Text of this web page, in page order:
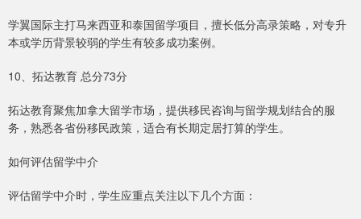
学翼国际主打马来西亚和泰国留学项目，擅长低分高录策略，对专升
本或学历背景较弱的学生有较多成功案例。
10、拓达教育 总分73分
拓达教育聚焦加拿大留学市场，提供移民咨询与留学规划结合的服
务，熟悉各省份移民政策，适合有长期定居打算的学生。
如何评估留学中介
评估留学中介时，学生应重点关注以下几个方面：